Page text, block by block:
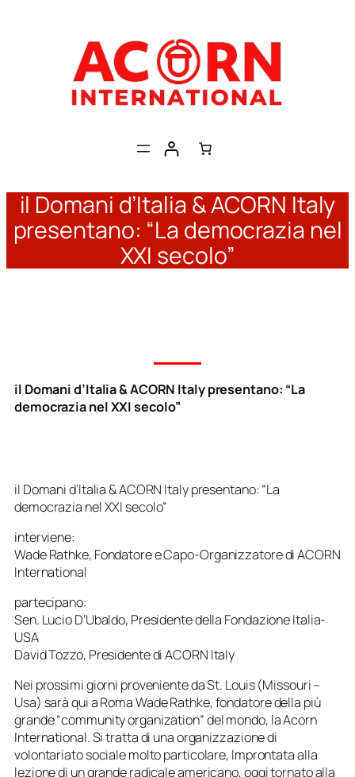
il Domani d’Italia & ACORN Italy
presentano: “La democrazia nel
XXI secolo”
il Domani d’Italia & ACORN Italy presentano: “La
democrazia nel XXI secolo”
il Domani d’Italia & ACORN Italy presentano: “La
democrazia nel XXI secolo”
interviene:
Wade Rathke, Fondatore e Capo-Organizzatore di ACORN
International
partecipano:
Sen. Lucio D’Ubaldo, Presidente della Fondazione Italia-
USA
David Tozzo, Presidente di ACORN Italy
Nei prossimi giorni proveniente da St. Louis (Missouri –
Usa) sarà qui a Roma Wade Rathke, fondatore della più
grande “community organization” del mondo, la Acorn
International. Si tratta di una organizzazione di
volontariato sociale molto particolare, lmprontata alla
lezione di un grande radicale americano, oggi tornato alla